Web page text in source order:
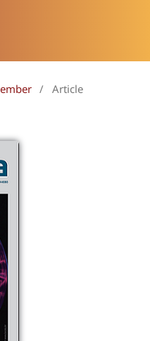
/ Article